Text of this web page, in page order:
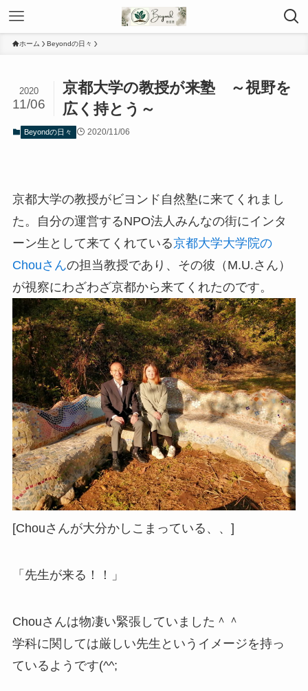
ホーム Beyondの日々
京都大学の教授が来塾 ～視野を
広く持とう～
2020
11/06
Beyondの日々 2020/11/06
京都大学の教授がビヨンド自然塾に来てくれまし
た。自分の運営するNPO法人みんなの街にインタ
ーン生として来てくれている京都大学大学院の
Chouさんの担当教授であり、その彼（M.U.さん）
が視察にわざわざ京都から来てくれたのです。
[Chouさんが大分かしこまっている、、]
「先生が来る！！」
Chouさんは物凄い緊張していました＾＾
学科に関しては厳しい先生というイメージを持っ
ているようです(^^;